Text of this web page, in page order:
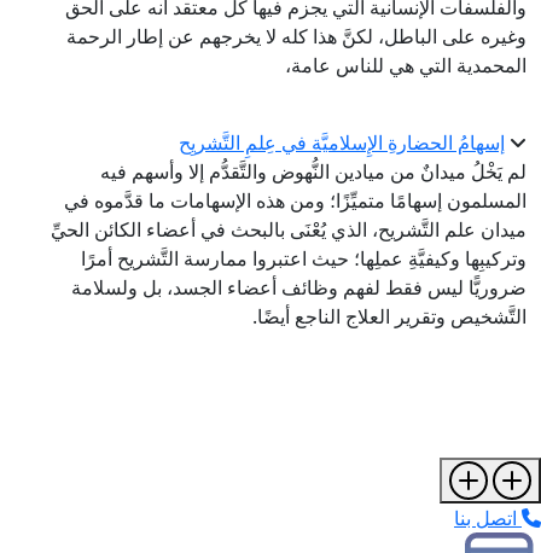
والفلسفات الإنسانية التي يجزم فيها كل معتقد أنه على الحق
وغيره على الباطل، لكنَّ هذا كله لا يخرجهم عن إطار الرحمة
المحمدية التي هي للناس عامة،
إسهامُ الحضارةِ الإِسلاميَّة في عِلمِ التَّشريِح
لم يَخْلُ ميدانٌ من ميادين النُّهوض والتَّقدُّم إلا وأسهم فيه
المسلمون إسهامًا متميِّزًا؛ ومن هذه الإسهامات ما قدَّموه في
ميدان علم التَّشريح، الذي يُعْنَى بالبحث في أعضاء الكائن الحيِّ
وتركيبِها وكيفيَّةِ عملِها؛ حيث اعتبروا ممارسة التَّشريح أمرًا
ضروريًّا ليس فقط لفهم وظائف أعضاء الجسد، بل ولسلامة
التَّشخيص وتقرير العلاج الناجع أيضًا.
اتصل بنا